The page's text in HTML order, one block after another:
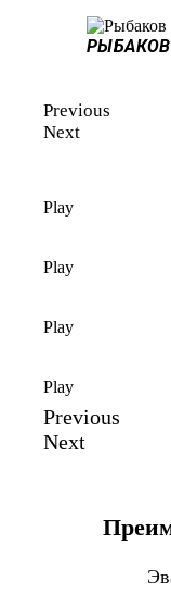
Previous
Next
Play
Play
Play
Play
Previous
Next